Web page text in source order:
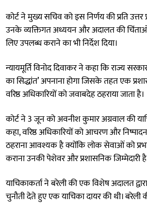
कोर्ट ने मुख्य सचिव को इस निर्णय की प्रति
उनके व्यक्तिगत अध्ययन और अदालत की
लिए उपलब्ध कराने का भी निर्देश दिया।
न्यायमूर्ति विनोद दिवाकर ने कहा कि राज्य सरकार
का सिद्धांत’ अपनाना होगा जिसके तहत एक
वरिष्ठ अधिकारियों को जवाबदेह ठहराया जाता है।
कोर्ट ने 3 जून को अवनीश कुमार अग्रवाल की
कहा, वरिष्ठ अधिकारियों को आचरण और
ठहराना आवश्यक है क्योंकि लोक सेवाओं को
कराना उनकी पेशेवर और प्रशासनिक जिम्मेदारी
याचिकाकर्ता ने बरेली की एक विशेष अदालत
चुनौती देते हुए एक याचिका दायर की थी। बरेली